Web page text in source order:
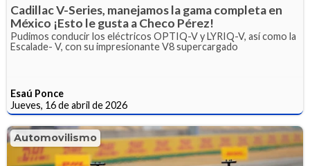
Cadillac V-Series, manejamos la gama completa en
México ¡Esto le gusta a Checo Pérez!
Pudimos conducir los eléctricos OPTIQ-V y LYRIQ-V, así como la
Escalade- V, con su impresionante V8 supercargado
Esaú Ponce
Jueves, 16 de abril de 2026
Automovilismo